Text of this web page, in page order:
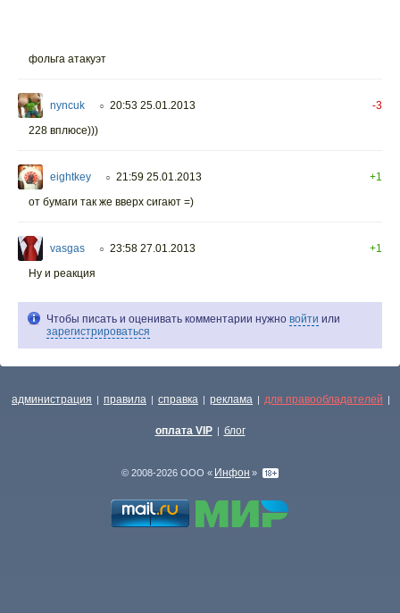
фольга атакуэт
nyncuk ○ 20:53 25.01.2013
-3
228 вплюсе)))
eightkey ○ 21:59 25.01.2013
+1
от бумаги так же вверх сигают =)
vasgas ○ 23:58 27.01.2013
+1
Ну и реакция
Чтобы писать и оценивать комментарии нужно войти или
зарегистрироваться
администрация | правила | справка | реклама | для правообладателей |
оплата VIP | блог
© 2008-2026 ООО « Инфон »